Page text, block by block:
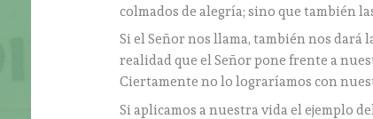
colmados de alegría; sino que también
Si el Señor nos llama, también nos dará
realidad que el Señor pone frente a
Ciertamente no lo lograríamos con
Si aplicamos a nuestra vida el ejemplo